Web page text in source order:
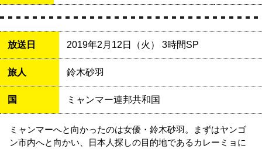
放送日 2019年2月12日（火） 3時間SP
旅人 鈴木砂羽
国 ミャンマー連邦共和国
ミャンマーへと向かったのは女優・鈴木砂羽。まずはヤンゴ
ン市内へと向かい、日本人探しの目的地であるカレーミョに